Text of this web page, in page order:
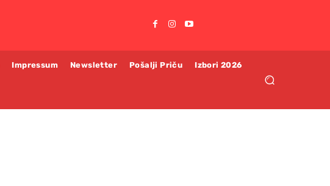
Impressum Newsletter Pošalji Priču Izbori 2026